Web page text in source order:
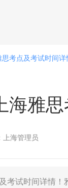
考点及考试时间详
海雅
上海管理员
考试时间详情